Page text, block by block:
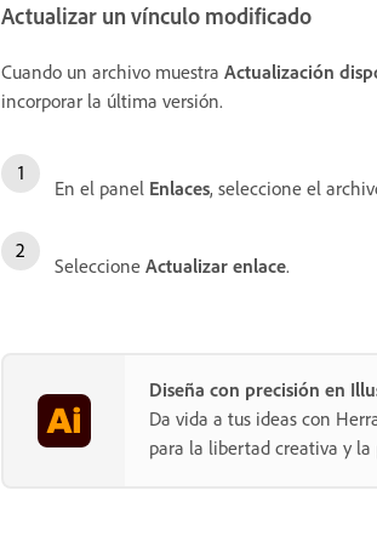
Actualizar un vínculo modificado
Cuando un archivo muestra Actualización
incorporar la última versión.
En el panel Enlaces, seleccione el
Seleccione Actualizar enlace.
Diseña con precisión en
Da vida a tus ideas con
para la libertad creativa y la